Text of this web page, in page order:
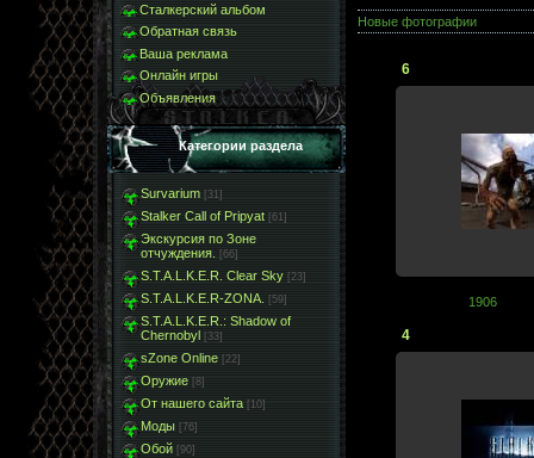
Сталкерский альбом
Обратная связь
Ваша реклама
Онлайн игры
Объявления
Категории раздела
Survarium [31]
Stalker Call of Pripyat [61]
Экскурсия по Зоне
отчуждения.
[66]
S.T.A.L.K.E.R. Clear Sky [23]
S.T.A.L.K.E.R-ZONA. [59]
S.T.A.L.K.E.R.: Shadow of
Chernobyl [33]
sZone Online [22]
Оружие [8]
От нашего сайта [10]
Моды [76]
Обой [90]
Новые фотографии
6
1906
4